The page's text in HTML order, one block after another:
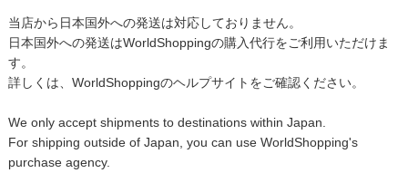
当店から日本国外への発送は対応しておりません。
日本国外への発送はWorldShoppingの購入代行をご利用いただけま
す。
詳しくは、WorldShoppingのヘルプサイトをご確認ください。
We only accept shipments to destinations within Japan.
For shipping outside of Japan, you can use WorldShopping's
purchase agency.